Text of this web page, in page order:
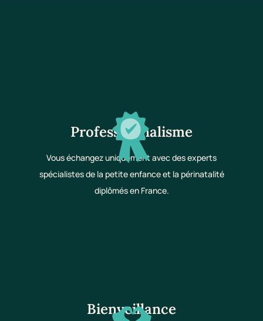
Professionnalisme
Vous échangez uniquement avec des experts
spécialistes de la petite enfance et la périnatalité
diplômés en France.
Bienveillance